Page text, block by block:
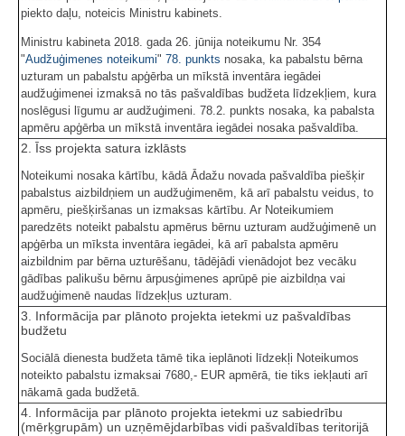
piekto daļu, noteicis Ministru kabinets.
Ministru kabineta 2018. gada 26. jūnija noteikumu Nr. 354
"Audžuģimenes noteikumi" 78. punkts nosaka, ka pabalstu bērna
uzturam un pabalstu apģērba un mīkstā inventāra iegādei
audžuģimenei izmaksā no tās pašvaldības budžeta līdzekļiem, kura
noslēgusi līgumu ar audžuģimeni. 78.2. punkts nosaka, ka pabalsta
apmēru apģērba un mīkstā inventāra iegādei nosaka pašvaldība.
2. Īss projekta satura izklāsts
Noteikumi nosaka kārtību, kādā Ādažu novada pašvaldība piešķir
pabalstus aizbildņiem un audžuģimenēm, kā arī pabalstu veidus, to
apmēru, piešķiršanas un izmaksas kārtību. Ar Noteikumiem
paredzēts noteikt pabalstu apmērus bērnu uzturam audžuģimenē un
apģērba un mīksta inventāra iegādei, kā arī pabalsta apmēru
aizbildnim par bērna uzturēšanu, tādējādi vienādojot bez vecāku
gādības palikušu bērnu ārpusģimenes aprūpē pie aizbildņa vai
audžuģimenē naudas līdzekļus uzturam.
3. Informācija par plānoto projekta ietekmi uz pašvaldības
budžetu
Sociālā dienesta budžeta tāmē tika ieplānoti līdzekļi Noteikumos
noteikto pabalstu izmaksai 7680,- EUR apmērā, tie tiks iekļauti arī
nākamā gada budžetā.
4. Informācija par plānoto projekta ietekmi uz sabiedrību
(mērķgrupām) un uzņēmējdarbības vidi pašvaldības teritorijā